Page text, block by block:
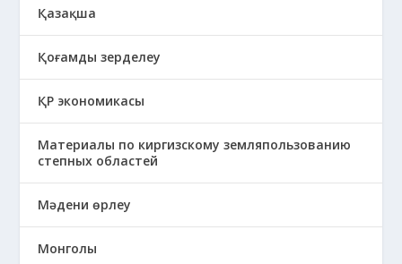
Қазақша
Қоғамды зерделеу
ҚР экономикасы
Материалы по киргизскому земляпользованию
степных областей
Мәдени өрлеу
Монголы